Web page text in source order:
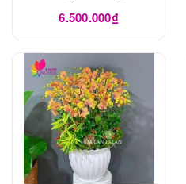
LHD1175
6.500.000₫